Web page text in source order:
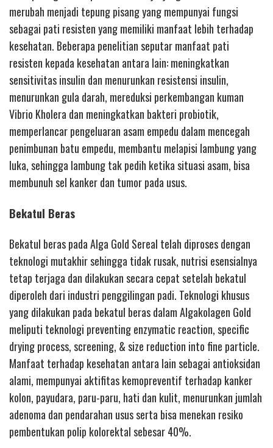
merubah menjadi tepung pisang yang mempunyai fungsi
sebagai pati resisten yang memiliki manfaat lebih terhadap
kesehatan. Beberapa penelitian seputar manfaat pati
resisten kepada kesehatan antara lain: meningkatkan
sensitivitas insulin dan menurunkan resistensi insulin,
menurunkan gula darah, mereduksi perkembangan kuman
Vibrio Kholera dan meningkatkan bakteri probiotik,
memperlancar pengeluaran asam empedu dalam mencegah
penimbunan batu empedu, membantu melapisi lambung yang
luka, sehingga lambung tak pedih ketika situasi asam, bisa
membunuh sel kanker dan tumor pada usus.
Bekatul Beras
Bekatul beras pada Alga Gold Sereal telah diproses dengan
teknologi mutakhir sehingga tidak rusak, nutrisi esensialnya
tetap terjaga dan dilakukan secara cepat setelah bekatul
diperoleh dari industri penggilingan padi. Teknologi khusus
yang dilakukan pada bekatul beras dalam Algakolagen Gold
meliputi teknologi preventing enzymatic reaction, specific
drying process, screening, & size reduction into fine particle.
Manfaat terhadap kesehatan antara lain sebagai antioksidan
alami, mempunyai aktifitas kemopreventif terhadap kanker
kolon, payudara, paru-paru, hati dan kulit, menurunkan jumlah
adenoma dan pendarahan usus serta bisa menekan resiko
pembentukan polip kolorektal sebesar 40%.